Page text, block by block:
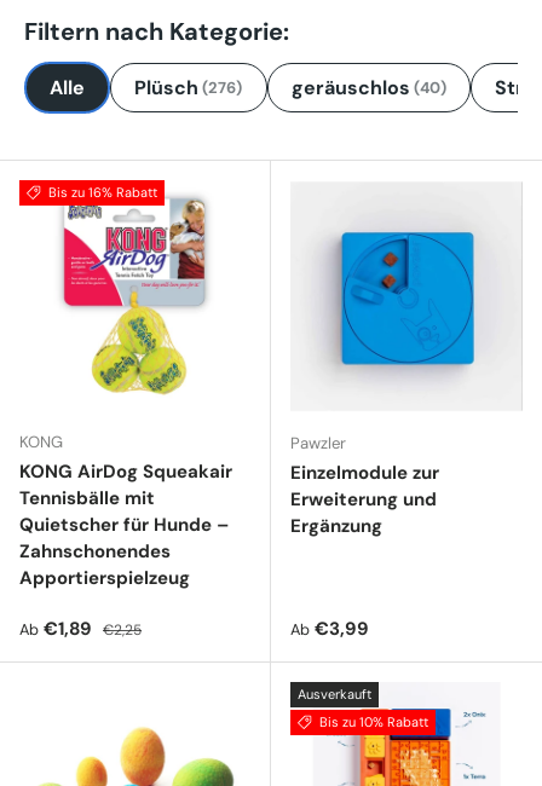
Filtern nach Kategorie:
Alle Plüsch (276) geräuschlos (40)
Bis zu 16% Rabatt
KONG
KONG AirDog Squeakair
Tennisbälle mit
Quietscher für Hunde –
Zahnschonendes
Apportierspielzeug
Verkaufspreis
Ab €1,89 Normaler Preis
€2,25
Pawzler
Einzelmodule zur
Erweiterung und
Ergänzung
Normaler Preis
Ab €3,99
Ausverkauft
Bis zu 10% Rabatt